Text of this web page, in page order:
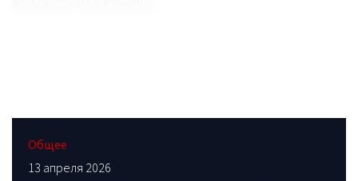
Общее
13 апреля 2026